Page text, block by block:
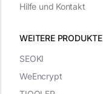
WEITERE PRODUKTE
Hilfe und Kontakt
SEOKI
WeEncrypt